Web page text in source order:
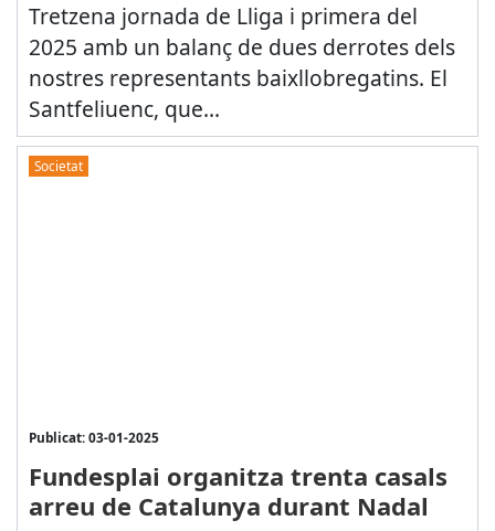
Tretzena jornada de Lliga i primera del
2025 amb un balanç de dues derrotes dels
nostres representants baixllobregatins. El
Santfeliuenc, que...
Societat
Publicat: 03-01-2025
Fundesplai organitza trenta casals
arreu de Catalunya durant Nadal